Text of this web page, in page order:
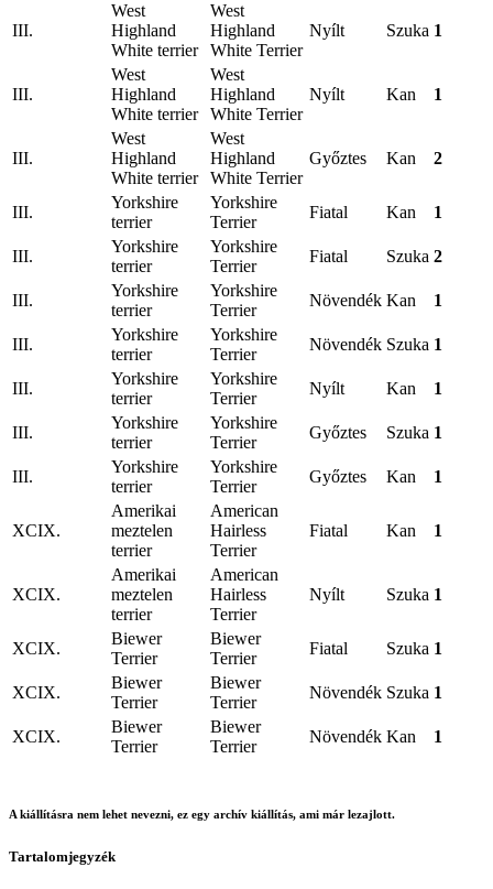
III.
West
Highland
White terrier
West
Highland
White Terrier
Nyílt Szuka 1
III.
West
Highland
White terrier
West
Highland
White Terrier
Nyílt Kan 1
III.
West
Highland
White terrier
West
Highland
White Terrier
Győztes Kan 2
III.
Yorkshire
terrier
Yorkshire
Terrier
Fiatal Kan 1
III.
Yorkshire
terrier
Yorkshire
Terrier
Fiatal Szuka 2
III.
Yorkshire
terrier
Yorkshire
Terrier
Növendék Kan 1
III.
Yorkshire
terrier
Yorkshire
Terrier
Növendék Szuka 1
III.
Yorkshire
terrier
Yorkshire
Terrier
Nyílt Kan 1
III.
Yorkshire
terrier
Yorkshire
Terrier
Győztes Szuka 1
III.
Yorkshire
terrier
Yorkshire
Terrier
Győztes Kan 1
XCIX.
Amerikai
meztelen
terrier
American
Hairless
Terrier
Fiatal Kan 1
XCIX.
Amerikai
meztelen
terrier
American
Hairless
Terrier
Nyílt Szuka 1
XCIX.
Biewer
Terrier
Biewer
Terrier
Fiatal Szuka 1
XCIX.
Biewer
Terrier
Biewer
Terrier
Növendék Szuka 1
XCIX.
Biewer
Terrier
Biewer
Terrier
Növendék Kan 1
A kiállításra nem lehet nevezni, ez egy archív kiállítás, ami már lezajlott.
Tartalomjegyzék